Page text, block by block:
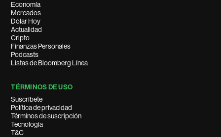
Economía
Mercados
Dólar Hoy
Actualidad
Cripto
Finanzas Personales
Podcasts
Listas de Bloomberg Línea
TÉRMINOS DE USO
Suscríbete
Política de privacidad
Términos de suscripción
Tecnología
T&C